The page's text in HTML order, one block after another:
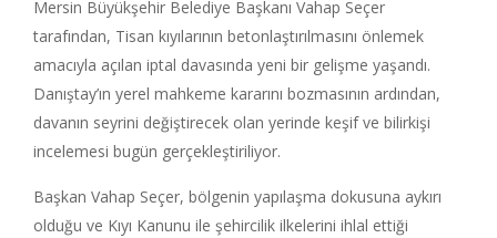
Mersin Büyükşehir Belediye Başkanı Vahap Seçer
tarafından, Tisan kıyılarının betonlaştırılmasını önlemek
amacıyla açılan iptal davasında yeni bir gelişme yaşandı.
Danıştay’ın yerel mahkeme kararını bozmasının ardından,
davanın seyrini değiştirecek olan yerinde keşif ve bilirkişi
incelemesi bugün gerçekleştiriliyor.
Başkan Vahap Seçer, bölgenin yapılaşma dokusuna aykırı
olduğu ve Kıyı Kanunu ile şehircilik ilkelerini ihlal ettiği